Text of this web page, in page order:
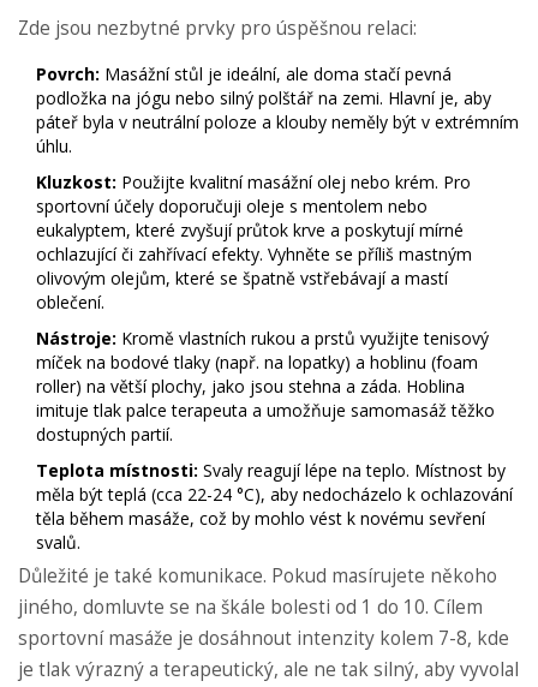
Zde jsou nezbytné prvky pro úspěšnou relaci:
Povrch: Masážní stůl je ideální, ale doma stačí pevná
podložka na jógu nebo silný polštář na zemi. Hlavní je, aby
páteř byla v neutrální poloze a klouby neměly být v extrémním
úhlu.
Kluzkost: Použijte kvalitní masážní olej nebo krém. Pro
sportovní účely doporučuji oleje s mentolem nebo
eukalyptem, které zvyšují průtok krve a poskytují mírné
ochlazující či zahřívací efekty. Vyhněte se příliš mastným
olivovým olejům, které se špatně vstřebávají a mastí
oblečení.
Nástroje: Kromě vlastních rukou a prstů využijte tenisový
míček na bodové tlaky (např. na lopatky) a hoblinu (foam
roller) na větší plochy, jako jsou stehna a záda. Hoblina
imituje tlak palce terapeuta a umožňuje samomasáž těžko
dostupných partií.
Teplota místnosti: Svaly reagují lépe na teplo. Místnost by
měla být teplá (cca 22-24 °C), aby nedocházelo k ochlazování
těla během masáže, což by mohlo vést k novému sevření
svalů.
Důležité je také komunikace. Pokud masírujete někoho
jiného, domluvte se na škále bolesti od 1 do 10. Cílem
sportovní masáže je dosáhnout intenzity kolem 7-8, kde
je tlak výrazný a terapeutický, ale ne tak silný, aby vyvolal